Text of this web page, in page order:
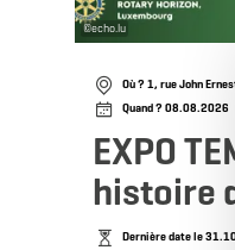
©echo.lu
Où ? 1, rue John
Quand ? 08.08.2026
EXPO
histoire
Dernière date le